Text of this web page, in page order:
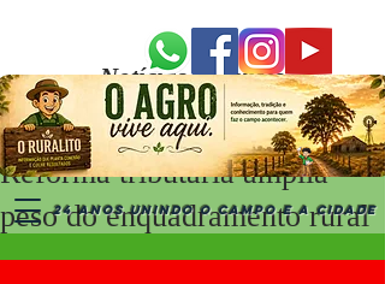
24 ANOS UNINDO O CAMPO E A CIDADE
Notícias Recentes
Reforma tributária amplia
peso do enquadramento rural